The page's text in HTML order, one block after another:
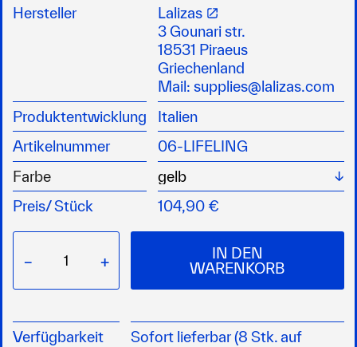
Wird dauerhaft am Heckkorb in einer weichen,
leicht zu reinigenden PVC-Tasche montiert
Enthält 36 m schwimmende Leine, eine
robuste, schwimmfähige PVC-Schlinge und
einen Sicherheitsclip
Zur Verwendung wird die Schlinge entnommen,
die Leine an einem sicheren Punkt befestigt
und in Richtung der über Bord gegangenen
Person geworfen
Bruchlast der Leine: > 200 kg
Bruchlast des Schwimmgurts: > 700 kg
Hersteller
Lalizas
3 Gounari str.
18531 Piraeus
Griechenland
Mail: supplies@lalizas.com
Produktentwicklung
Italien
Artikelnummer
06-LIFELING
Farbe
Preis/Stück 104,90 €
− +
IN DEN
WARENKORB
Verfügbarkeit
Sofort lieferbar (8 Stk. auf